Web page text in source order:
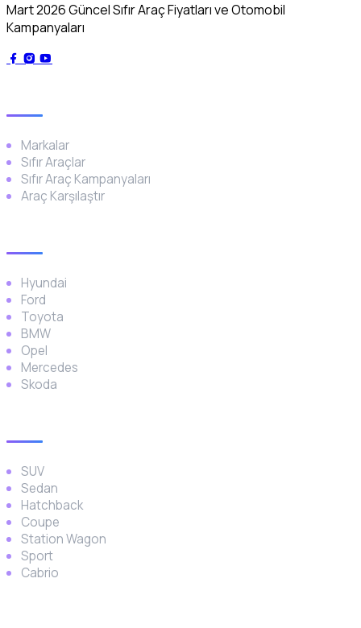
Mart 2026 Güncel Sıfır Araç Fiyatları ve Otomobil
Kampanyaları
Markalar
Sıfır Araçlar
Sıfır Araç Kampanyaları
Araç Karşılaştır
Hyundai
Ford
Toyota
BMW
Opel
Mercedes
Skoda
SUV
Sedan
Hatchback
Coupe
Station Wagon
Sport
Cabrio